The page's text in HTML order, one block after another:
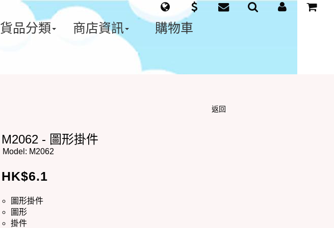
貨品分類 商店資訊 購物車
返回
M2062 - 圖形掛件
Model: M2062
HK$6.1
圖形掛件
圖形
掛件